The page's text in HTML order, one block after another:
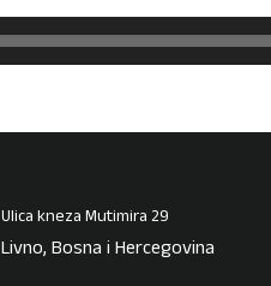
Ulica kneza Mutimira 29
Livno, Bosna i Hercegovina